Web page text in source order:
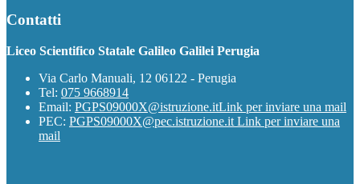
Contatti
Liceo Scientifico Statale Galileo Galilei Perugia
Via Carlo Manuali, 12 06122 - Perugia
Tel: 075 9668914
Email: PGPS09000X@istruzione.itLink per inviare una mail
PEC: PGPS09000X@pec.istruzione.it Link per inviare una
mail